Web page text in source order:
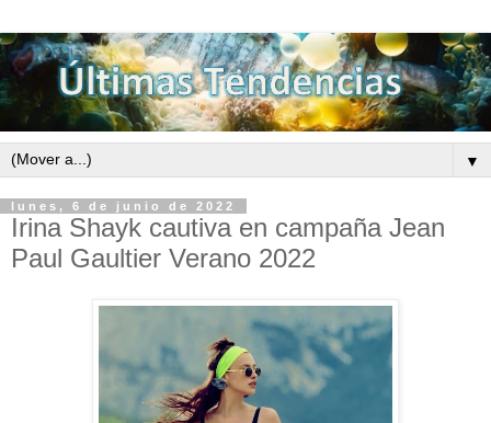
▼
lunes, 6 de junio de 2022
Irina Shayk cautiva en campaña Jean
Paul Gaultier Verano 2022